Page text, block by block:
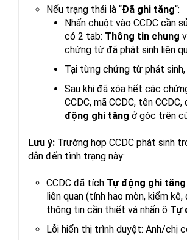
Nếu trạng thái là “Đã ghi tăng“:
Nhấn chuột vào CCDC cần
có 2 tab: Thông tin chung
chứng từ đã phát sinh liên
Tại từng chứng từ phát sinh,
Sau khi đã xóa hết các
CCDC, mã CCDC, tên
động ghi tăng ở góc trên
Lưu ý: Trường hợp CCDC phát sinh
dẫn đến tình trạng này:
CCDC đã tích Tự động ghi tăng
liên quan (tính hao mòn, kiểm
thông tin cần thiết và nhấn ô Tự
Lỗi hiển thị trình duyệt: Anh/chị